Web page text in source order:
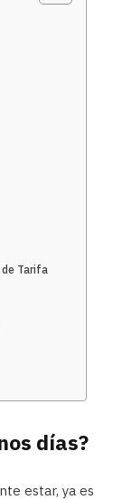
Tarifa
días?
estar, ya es